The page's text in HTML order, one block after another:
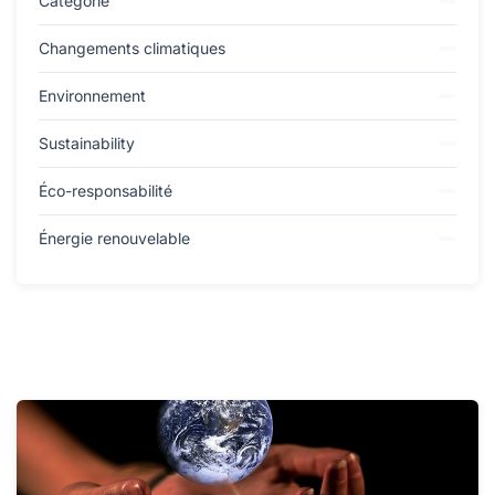
Changements climatiques
Environnement
Sustainability
Éco-responsabilité
Énergie renouvelable